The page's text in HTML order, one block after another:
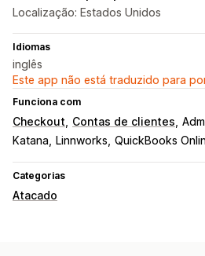
Localização: Estados Unidos
Idiomas
inglês
Este app não está traduzido para
Funciona com
Checkout Contas de clientes
Katana
Linnworks QuickBooks
Categorias
Atacado